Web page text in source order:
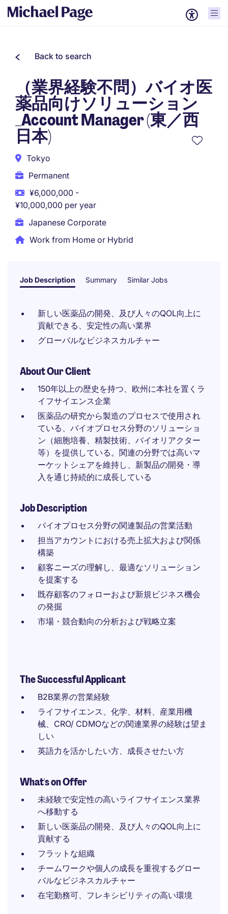
Back to search
（業界経験不問）バイオ医
薬品向けソリューション
_Account Manager (東／西
日本)
Tokyo
Permanent
¥6,000,000 -
¥10,000,000 per year
Japanese Corporate
Work from Home or Hybrid
Job Description Summary Similar Jobs
新しい医薬品の開発、及び人々のQOL向上に
貢献できる、安定性の高い業界
グローバルなビジネスカルチャー
About Our Client
150年以上の歴史を持つ、欧州に本社を置くラ
イフサイエンス企業
医薬品の研究から製造のプロセスで使用され
ている、バイオプロセス分野のソリューショ
ン（細胞培養、精製技術、バイオリアクター
等）を提供している。関連の分野では高いマ
ーケットシェアを維持し、新製品の開発・導
入を通じ持続的に成長している
Job Description
バイオプロセス分野の関連製品の営業活動
担当アカウントにおける売上拡大および関係
構築
顧客ニーズの理解し、最適なソリューション
を提案する
既存顧客のフォローおよび新規ビジネス機会
の発掘
市場・競合動向の分析および戦略立案
The Successful Applicant
B2B業界の営業経験
ライフサイエンス、化学、材料、産業用機
械、CRO/ CDMOなどの関連業界の経験は望ま
しい
英語力を活かしたい方、成長させたい方
What's on Offer
未経験で安定性の高いライフサイエンス業界
へ移動する
新しい医薬品の開発、及び人々のQOL向上に
貢献する
フラットな組織
チームワークや個人の成長を重視するグロー
バルなビジネスカルチャー
在宅勤務可、フレキシビリティの高い環境